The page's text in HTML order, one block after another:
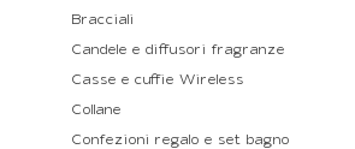
Bracciali
Candele e diffusori fragranze
Casse e cuffie Wireless
Collane
Confezioni regalo e set bagno